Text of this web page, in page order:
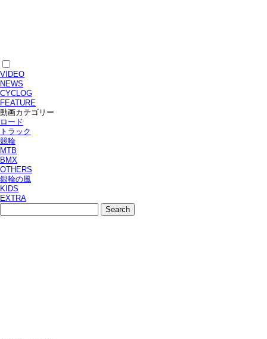
VIDEO
NEWS
CYCLOG
FEATURE
動画カテゴリー
ロード
トラック
競輪
MTB
BMX
OTHERS
銀輪の風
KIDS
EXTRA